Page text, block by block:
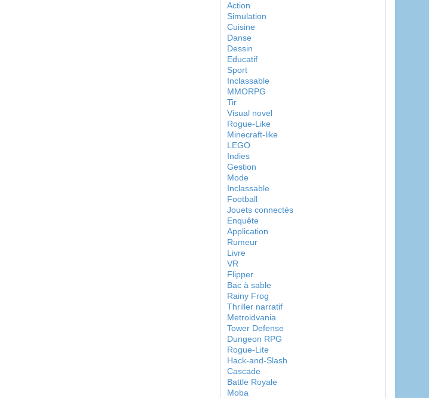
Action
Simulation
Cuisine
Danse
Dessin
Educatif
Sport
Inclassable
MMORPG
Tir
Visual novel
Rogue-Like
Minecraft-like
LEGO
Indies
Gestion
Mode
Inclassable
Football
Jouets connectés
Enquête
Application
Rumeur
Livre
VR
Flipper
Bac à sable
Rainy Frog
Thriller narratif
Metroidvania
Tower Defense
Dungeon RPG
Rogue-Lite
Hack-and-Slash
Cascade
Battle Royale
Moba